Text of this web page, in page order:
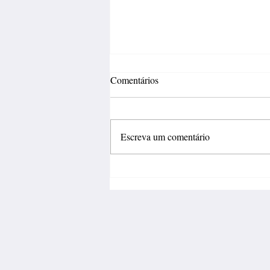
Comentários
Escreva um comentário